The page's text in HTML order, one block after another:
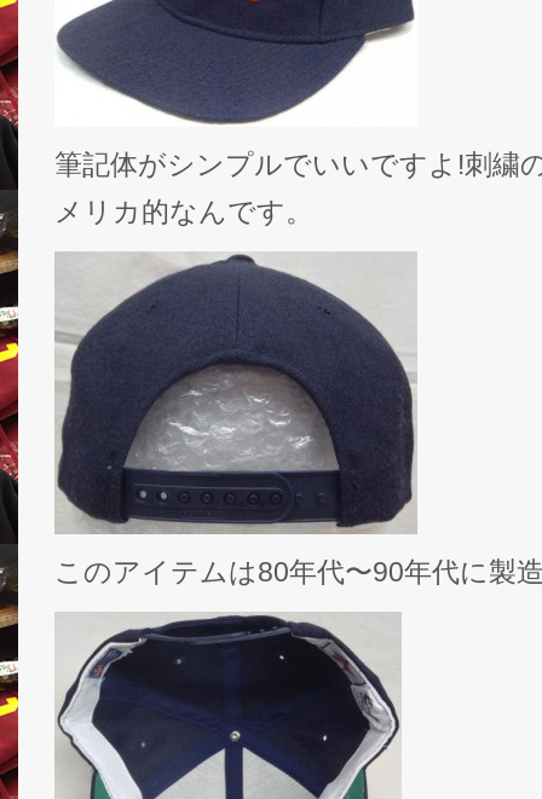
筆記体がシンプルでいいですよ!刺繍
メリカ的なんです。
このアイテムは80年代〜90年代に製